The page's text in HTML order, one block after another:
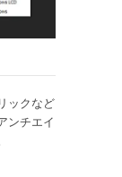
ックなど
ンチエイ